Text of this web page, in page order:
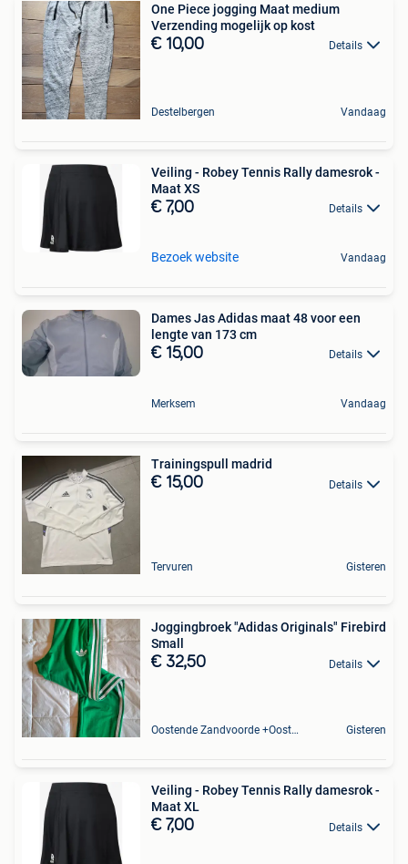
One Piece jogging Maat medium
Verzending mogelijk op kost
€ 10,00 Details
Destelbergen Vandaag
Veiling - Robey Tennis Rally damesrok -
Maat XS
€ 7,00 Details
Bezoek website Vandaag
Dames Jas Adidas maat 48 voor een
lengte van 173 cm
€ 15,00 Details
Merksem Vandaag
Trainingspull madrid
€ 15,00 Details
Tervuren Gisteren
Joggingbroek "Adidas Originals" Firebird
Small
€ 32,50 Details
Oostende Zandvoorde +Oostende Gisteren
Veiling - Robey Tennis Rally damesrok -
Maat XL
€ 7,00 Details